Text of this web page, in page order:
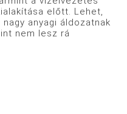
előtt. Lehet,
anyagi áldozatnak
nem lesz rá